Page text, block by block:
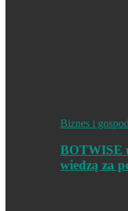
Biznes i
BOTWISE
wiedzą za